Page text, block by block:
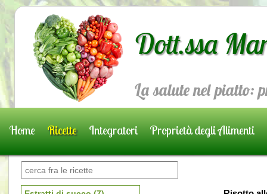
Dott.ssa
La salute nel piatto:
Home Ricette Integratori Proprietà degli Alimenti
Prenota una visita